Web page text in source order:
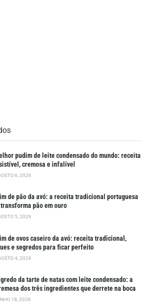
pudim de leite condensado do mundo: receita
cremosa e infalível
6, 2026
de pão da avó: a receita tradicional portuguesa
pão em ouro
5, 2026
de ovos caseiro da avó: receita tradicional,
e segredos para ficar perfeito
4, 2026
da tarte de natas com leite condensado: a
dos três ingredientes que derrete na boca
18, 2026